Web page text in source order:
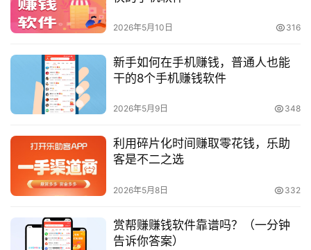
2026年5月10日 316
新手如何在手机赚钱，普通人也能
干的8个手机赚钱软件
2026年5月9日 348
利用碎片化时间赚取零花钱，乐助
客是不二之选
2026年5月8日 332
赏帮赚赚钱软件靠谱吗？（一分钟
告诉你答案）